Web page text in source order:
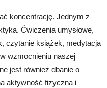
koncentrację. Jednym z
Ćwiczenia umysłowe,
czytanie książek, medytacja
wzmocnieniu naszej
jest również dbanie o
aktywność fizyczna i